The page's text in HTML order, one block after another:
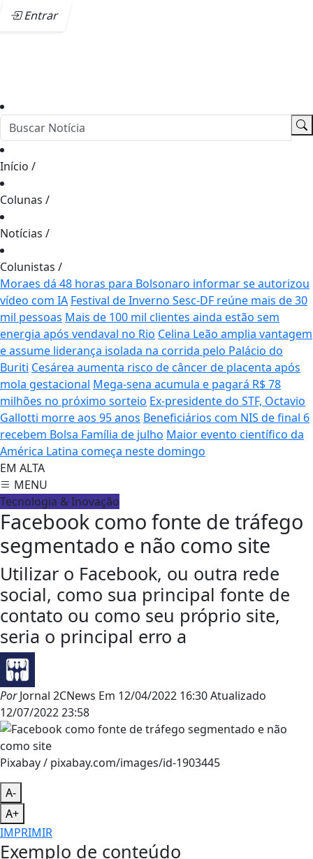
Entrar
Início /
Colunas /
Notícias /
Colunistas /
Moraes dá 48 horas para Bolsonaro informar se autorizou
vídeo com IA Festival de Inverno Sesc-DF reúne mais de 30
mil pessoas Mais de 100 mil clientes ainda estão sem
energia após vendaval no Rio Celina Leão amplia vantagem
e assume liderança isolada na corrida pelo Palácio do
Buriti Cesárea aumenta risco de câncer de placenta após
mola gestacional Mega-sena acumula e pagará R$ 78
milhões no próximo sorteio Ex-presidente do STF, Octavio
Gallotti morre aos 95 anos Beneficiários com NIS de final 6
recebem Bolsa Família de julho Maior evento científico da
América Latina começa neste domingo
EM ALTA
MENU
Tecnologia & Inovação
Facebook como fonte de tráfego
segmentado e não como site
Utilizar o Facebook, ou outra rede
social, como sua principal fonte de
contato ou como seu próprio site,
seria o principal erro a
PorJornal 2CNews Em 12/04/2022 16:30Atualizado
12/07/2022 23:58
Pixabay / pixabay.com/images/id-1903445
A-
A+
IMPRIMIR
Exemplo de conteúdo